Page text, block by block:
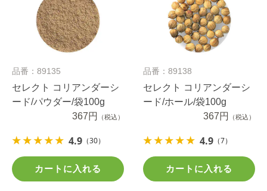
品番：89135
セレクト コリアンダーシ
ード/パウダー/袋100g
367円
（税込）
4.9 （30）
カートに入れる
品番：89138
セレクト コリアンダーシ
ード/ホール/袋100g
367円
（税込）
4.9 （7）
カートに入れる